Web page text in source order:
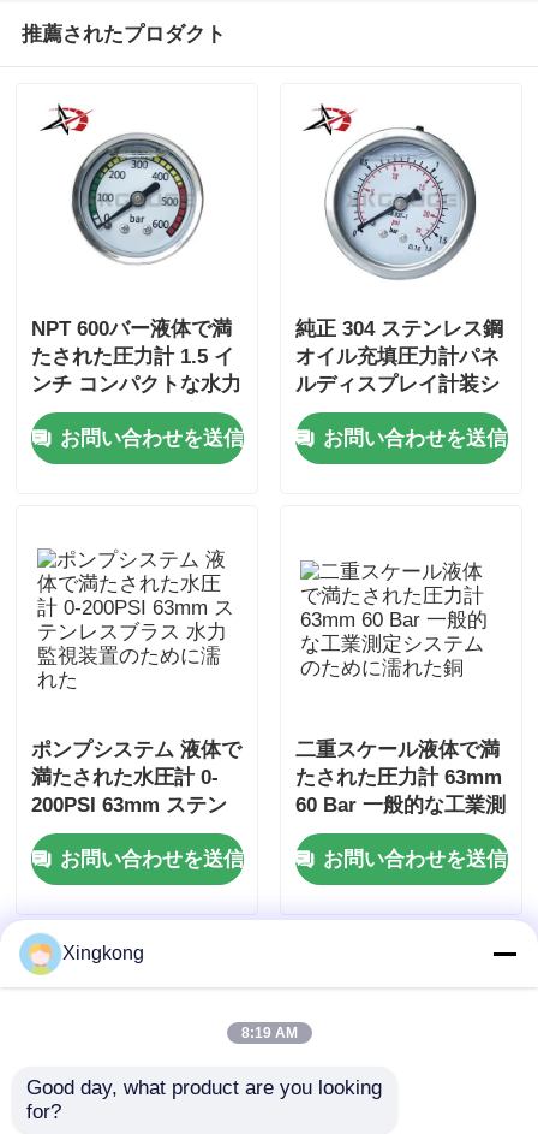
推薦されたプロダクト
NPT 600バー液体で満
たされた圧力計 1.5 イ
ンチ コンパクトな水力
モニタリングのための
軸式マウントステンレ
ス鋼
お問い合わせを送信
純正 304 ステンレス鋼
オイル充填圧力計パネ
ルディスプレイ計装シ
ステム用アキシャルマ
ウントお問い合わせを送信
ポンプシステム 液体で
満たされた水圧計 0-
200PSI 63mm ステン
レスブラス 水力監視装
置のために濡れた
お問い合わせを送信
二重スケール液体で満
たされた圧力計 63mm
60 Bar 一般的な工業測
定システムのために濡
れた銅お問い合わせを送信
Xingkong
8:19 AM
Good day, what product are you looking
for?